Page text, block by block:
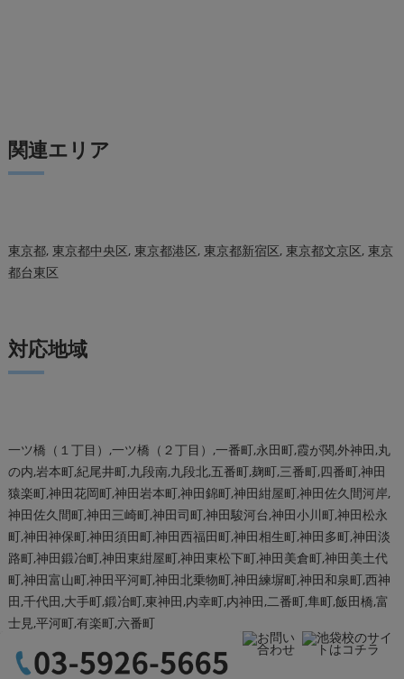
関連エリア
東京都, 東京都中央区, 東京都港区, 東京都新宿区, 東京都文京区, 東京
都台東区
対応地域
一ツ橋（１丁目）,一ツ橋（２丁目）,一番町,永田町,霞が関,外神田,丸
の内,岩本町,紀尾井町,九段南,九段北,五番町,麹町,三番町,四番町,神田
猿楽町,神田花岡町,神田岩本町,神田錦町,神田紺屋町,神田佐久間河岸,
神田佐久間町,神田三崎町,神田司町,神田駿河台,神田小川町,神田松永
町,神田神保町,神田須田町,神田西福田町,神田相生町,神田多町,神田淡
路町,神田鍛冶町,神田東紺屋町,神田東松下町,神田美倉町,神田美土代
町,神田富山町,神田平河町,神田北乗物町,神田練塀町,神田和泉町,西神
田,千代田,大手町,鍛冶町,東神田,内幸町,内神田,二番町,隼町,飯田橋,富
士見,平河町,有楽町,六番町